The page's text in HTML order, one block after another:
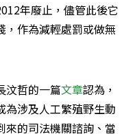
年廢止，儘管此後它
，作為減輕處罰或做無
汶哲的一篇文章認為，
為涉及人工繁殖野生動
來的司法機關諮詢、當